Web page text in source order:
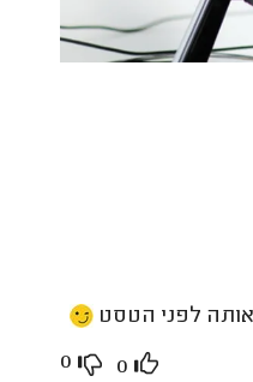
אותה לפני הטסט
0
0